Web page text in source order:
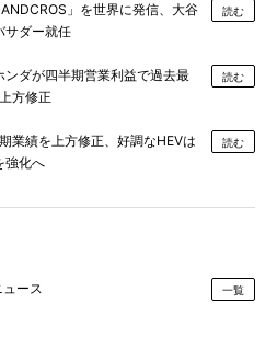
」を世界に発信、大谷
サダー就任
読む
ンダが四半期営業利益で過去最
方修正
読む
業績を上方修正、好調なHEVは
強化へ
読む
ース 一覧